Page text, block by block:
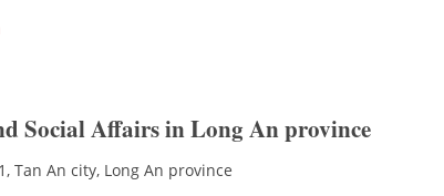
Social Affairs in Long An province
Tan An city, Long An province